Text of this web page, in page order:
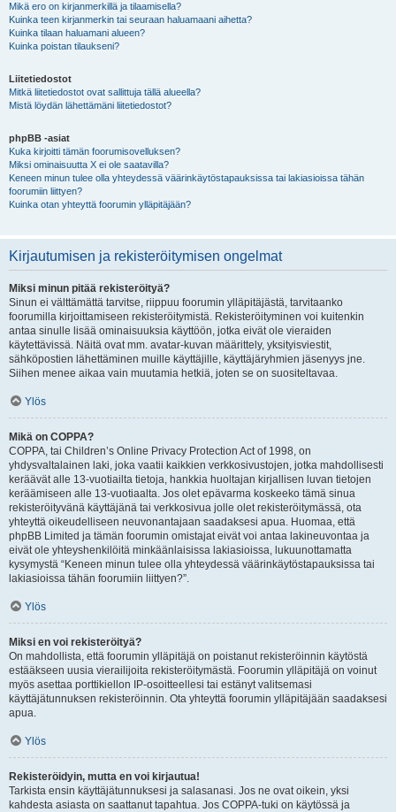
Mikä ero on kirjanmerkillä ja tilaamisella?
Kuinka teen kirjanmerkin tai seuraan haluamaani aihetta?
Kuinka tilaan haluamani alueen?
Kuinka poistan tilaukseni?
Liitetiedostot
Mitkä liitetiedostot ovat sallittuja tällä alueella?
Mistä löydän lähettämäni liitetiedostot?
phpBB -asiat
Kuka kirjoitti tämän foorumisovelluksen?
Miksi ominaisuutta X ei ole saatavilla?
Keneen minun tulee olla yhteydessä väärinkäytöstapauksissa tai lakiasioissa tähän
foorumiin liittyen?
Kuinka otan yhteyttä foorumin ylläpitäjään?
Kirjautumisen ja rekisteröitymisen ongelmat
Miksi minun pitää rekisteröityä?
Sinun ei välttämättä tarvitse, riippuu foorumin ylläpitäjästä, tarvitaanko
foorumilla kirjoittamiseen rekisteröitymistä. Rekisteröityminen voi kuitenkin
antaa sinulle lisää ominaisuuksia käyttöön, jotka eivät ole vieraiden
käytettävissä. Näitä ovat mm. avatar-kuvan määrittely, yksityisviestit,
sähköpostien lähettäminen muille käyttäjille, käyttäjäryhmien jäsenyys jne.
Siihen menee aikaa vain muutamia hetkiä, joten se on suositeltavaa.
Ylös
Mikä on COPPA?
COPPA, tai Children’s Online Privacy Protection Act of 1998, on
yhdysvaltalainen laki, joka vaatii kaikkien verkkosivustojen, jotka mahdollisesti
keräävät alle 13-vuotiailta tietoja, hankkia huoltajan kirjallisen luvan tietojen
keräämiseen alle 13-vuotiaalta. Jos olet epävarma koskeeko tämä sinua
rekisteröityvänä käyttäjänä tai verkkosivua jolle olet rekisteröitymässä, ota
yhteyttä oikeudelliseen neuvonantajaan saadaksesi apua. Huomaa, että
phpBB Limited ja tämän foorumin omistajat eivät voi antaa lakineuvontaa ja
eivät ole yhteyshenkilöitä minkäänlaisissa lakiasioissa, lukuunottamatta
kysymystä “Keneen minun tulee olla yhteydessä väärinkäytöstapauksissa tai
lakiasioissa tähän foorumiin liittyen?”.
Ylös
Miksi en voi rekisteröityä?
On mahdollista, että foorumin ylläpitäjä on poistanut rekisteröinnin käytöstä
estääkseen uusia vierailijoita rekisteröitymästä. Foorumin ylläpitäjä on voinut
myös asettaa porttikiellon IP-osoitteellesi tai estänyt valitsemasi
käyttäjätunnuksen rekisteröinnin. Ota yhteyttä foorumin ylläpitäjään saadaksesi
apua.
Ylös
Rekisteröidyin, mutta en voi kirjautua!
Tarkista ensin käyttäjätunnuksesi ja salasanasi. Jos ne ovat oikein, yksi
kahdesta asiasta on saattanut tapahtua. Jos COPPA-tuki on käytössä ja